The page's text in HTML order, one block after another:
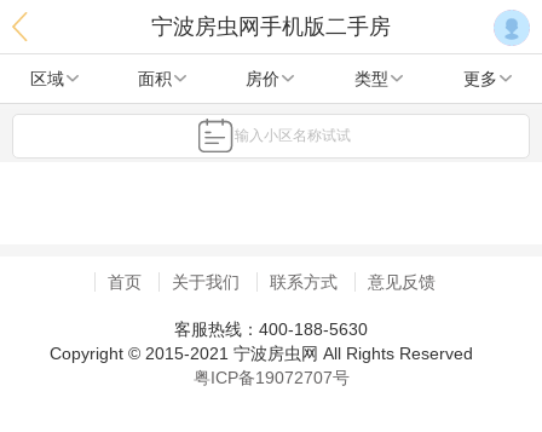
宁波房虫网手机版二手房
区域 面积 房价 类型 更多
输入小区名称试试
首页 关于我们 联系方式 意见反馈
客服热线：400-188-5630
Copyright © 2015-2021 宁波房虫网 All Rights Reserved
粤ICP备19072707号